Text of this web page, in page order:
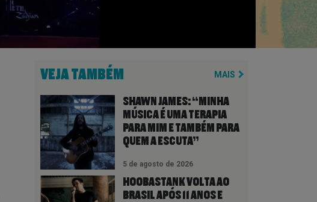
VEJA TAMBÉM MAIS
SHAWN JAMES: “MINHA
MÚSICA É UMA TERAPIA
PARA MIM E TAMBÉM PARA
QUEM A ESCUTA”
5 de agosto de 2026
HOOBASTANK VOLTA AO
BRASIL APÓS 11 ANOS E